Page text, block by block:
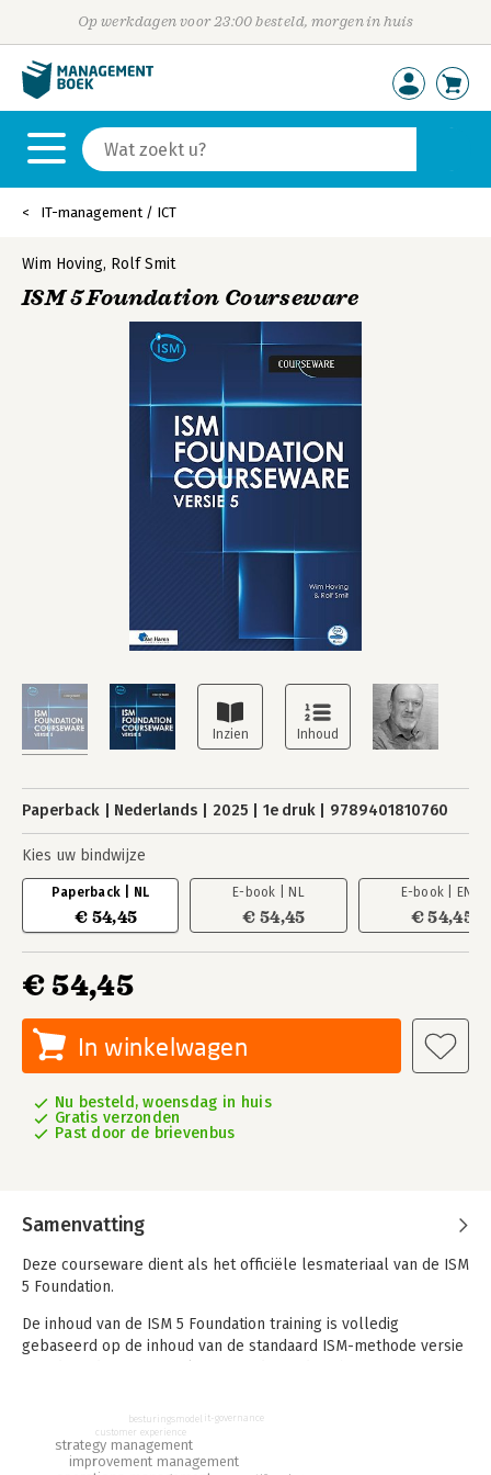
Op werkdagen voor 23:00 besteld, morgen in huis
IT-management / ICT
Wim Hoving, Rolf Smit
ISM 5 Foundation Courseware
Paperback Nederlands 2025 1e druk 9789401810760
Kies uw bindwijze
Paperback | NL
€ 54,45
E-book | NL
€ 54,45
E-book | EN
€ 54,45
€ 54,45
In winkelwagen
Nu besteld, woensdag in huis
Gratis verzonden
Past door de brievenbus
Samenvatting
Deze courseware dient als het officiële lesmateriaal van de ISM
5 Foundation.
De inhoud van de ISM 5 Foundation training is volledig
gebaseerd op de inhoud van de standaard ISM-methode versie
abstraheren en nuanceren bij servicevraagstukken. Daarnaast
leer je hoe je een procesmodel kunt hanteren in de context
van besturingsvraagstukken en hoe je inzicht kunt krijgen in de
improvement management
strategy management
customer experience
besturingsmodel it-governance